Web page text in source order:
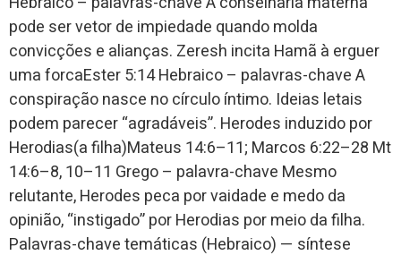
pode ser vetor de impiedade quando molda
convicções e alianças. Zeresh incita Hamã à erguer
uma forcaEster 5:14 Hebraico – palavras-chave A
conspiração nasce no círculo íntimo. Ideias letais
podem parecer “agradáveis”. Herodes induzido por
Herodias(a filha)Mateus 14:6–11; Marcos 6:22–28 Mt
14:6–8, 10–11 Grego – palavra-chave Mesmo
relutante, Herodes peca por vaidade e medo da
opinião, “instigado” por Herodias por meio da filha.
Palavras-chave temáticas (Hebraico) — síntese